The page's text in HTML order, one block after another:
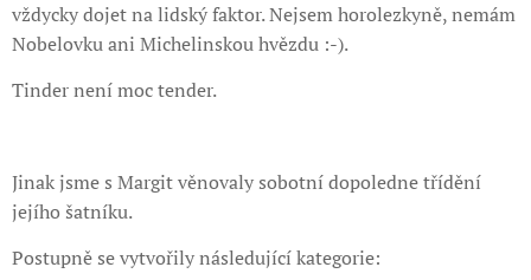
vždycky dojet na lidský faktor. Nejsem horolezkyně, nemám
Nobelovku ani Michelinskou hvězdu :-).
Tinder není moc tender.
Jinak jsme s Margit věnovaly sobotní dopoledne třídění
jejího šatníku.
Postupně se vytvořily následující kategorie: